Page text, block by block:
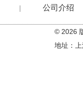
| 公司介绍
在线留言
© 2026
地址：